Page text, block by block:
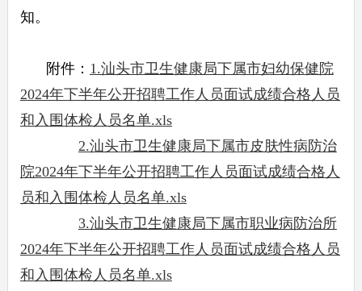
知。
附件： 1.汕头市卫生健康局下属市妇幼保健院
2024年下半年公开招聘工作人员面试成绩合格人员
和入围体检人员名单.xls
2.汕头市卫生健康局下属市皮肤性病防治
院2024年下半年公开招聘工作人员面试成绩合格人
员和入围体检人员名单.xls
3.汕头市卫生健康局下属市职业病防治所
2024年下半年公开招聘工作人员面试成绩合格人员
和入围体检人员名单.xls